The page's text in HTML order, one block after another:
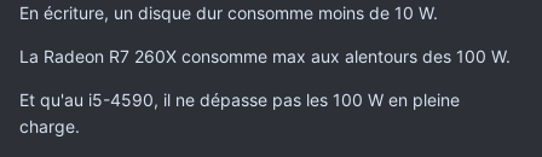
En écriture, un disque dur consomme moins de 10 W.
La Radeon R7 260X consomme max aux alentours des 100 W.
Et qu'au i5-4590, il ne dépasse pas les 100 W en pleine
charge.